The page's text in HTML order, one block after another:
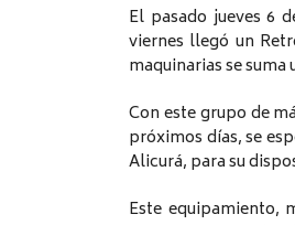
El pasado jueves 6
viernes llegó un
maquinarias se
Con este grupo de
próximos días, se
Alicurá, para su
Este equipamiento,